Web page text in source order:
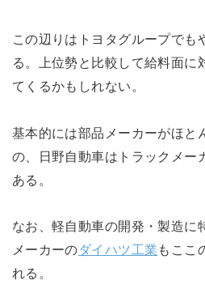
この辺りはトヨタグループでも
る。上位勢と比較して給料面に
てくるかもしれない。
基本的には部品メーカーがほと
の、日野自動車はトラックメー
ある。
なお、軽自動車の開発・製造に
メーカーのダイハツ工業 もここ
れる。